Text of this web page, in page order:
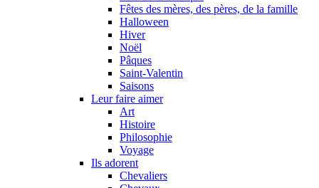
Fêtes des mères, des pères, de la famille
Halloween
Hiver
Noël
Pâques
Saint-Valentin
Saisons
Leur faire aimer
Art
Histoire
Philosophie
Voyage
Ils adorent
Chevaliers